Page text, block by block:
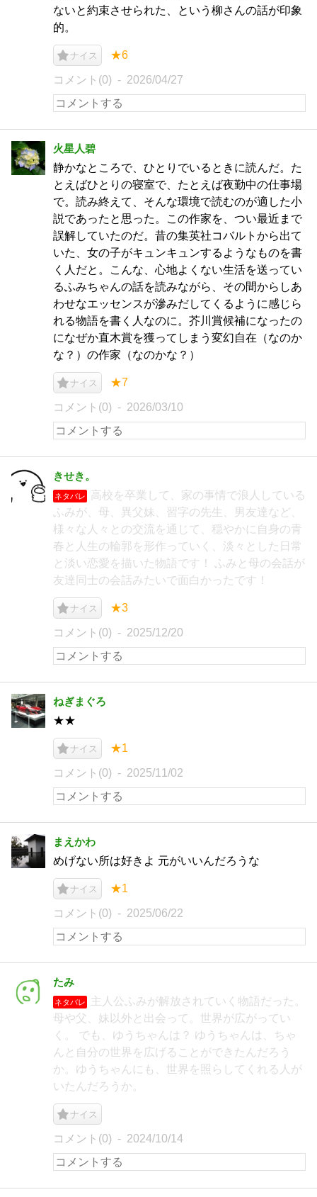
ないと約束させられた、という柳さんの話が印象
的。
ナイス ★6
コメント(0) 2026/04/27
火星人碧
静かなところで、ひとりでいるときに読んだ。た
とえばひとりの寝室で、たとえば夜勤中の仕事場
で。読み終えて、そんな環境で読むのが適した小
説であったと思った。この作家を、つい最近まで
誤解していたのだ。昔の集英社コバルトから出て
いた、女の子がキュンキュンするようなものを書
く人だと。こんな、心地よくない生活を送ってい
るふみちゃんの話を読みながら、その間からしあ
わせなエッセンスが滲みだしてくるように感じら
れる物語を書く人なのに。芥川賞候補になったの
になぜか直木賞を獲ってしまう変幻自在（なのか
な？）の作家（なのかな？）
ナイス ★7
コメント(0) 2026/03/10
きせき。
ネタバレ
高校を卒業して、家の事情で浪人している
ふみが、母、異父妹、習字の先生、男友達など、
様々な人々との交流を通じて、穏やかに自身の青
春と人生の輪郭を形作っていく、淡々とした日常
と淡い恋愛を描いた物語です！ ふみと母の会話が
友達同士の会話みたいで面白かったです！
ナイス ★3
コメント(0) 2025/12/20
ねぎまぐろ
★★
ナイス ★1
コメント(0) 2025/11/02
まえかわ
めげない所は好きよ 元がいいんだろうな
ナイス ★1
コメント(0) 2025/06/22
たみ
ネタバレ
主人公ふみが解放されていく物語だった。
母や父、妹以外と出会って。世界が広がってい
く。 でも、ゆうちゃんは？ ゆうちゃんは、ちゃ
んと自分の世界を広げることができたんだろう
か。ゆうちゃんにも、世界を照らしてくれる人が
いたんだろうか。
ナイス
コメント(0) 2024/10/14